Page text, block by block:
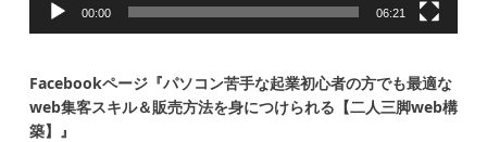
00:00 06:21
Facebookページ『パソコン苦手な起業初心者の方でも最適な
web集客スキル＆販売方法を身につけられる【二人三脚web構
築】』